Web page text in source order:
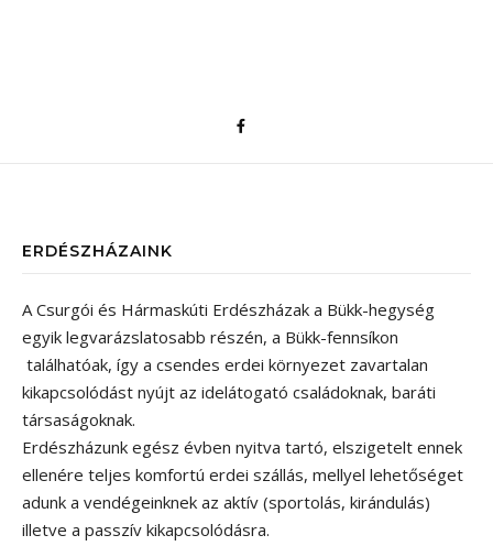
ERDÉSZHÁZAINK
A Csurgói és Hármaskúti Erdészházak a Bükk-hegység
egyik legvarázslatosabb részén, a Bükk-fennsíkon
találhatóak, így a csendes erdei környezet zavartalan
kikapcsolódást nyújt az idelátogató családoknak, baráti
társaságoknak.
Erdészházunk egész évben nyitva tartó, elszigetelt ennek
ellenére teljes komfortú erdei szállás, mellyel lehetőséget
adunk a vendégeinknek az aktív (sportolás, kirándulás)
illetve a passzív kikapcsolódásra.